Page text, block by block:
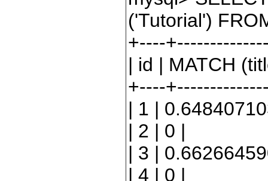
('Tutorial')
+----
| id | MATCH
+----
| 1 |
| 2 | 0 |
| 3 |
| 4 | 0 |